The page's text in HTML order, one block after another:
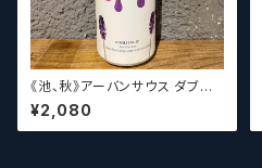
《池、秋》アーバンサウス ダブル
スピルド ロックザボート / Urba
n South HTX Double Spille
d: Rock the Boat【クラフトビ
¥2,080